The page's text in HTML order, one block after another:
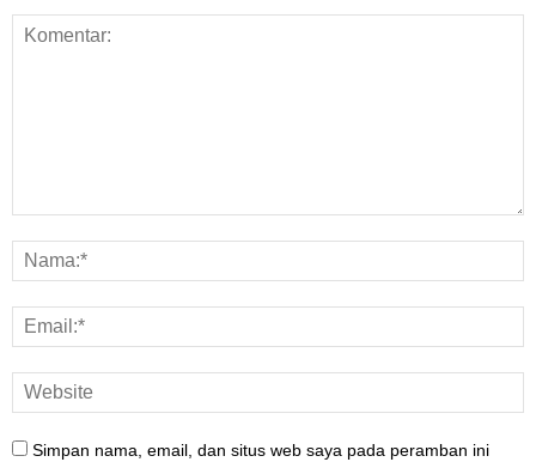
Simpan nama, email, dan situs web saya pada peramban ini